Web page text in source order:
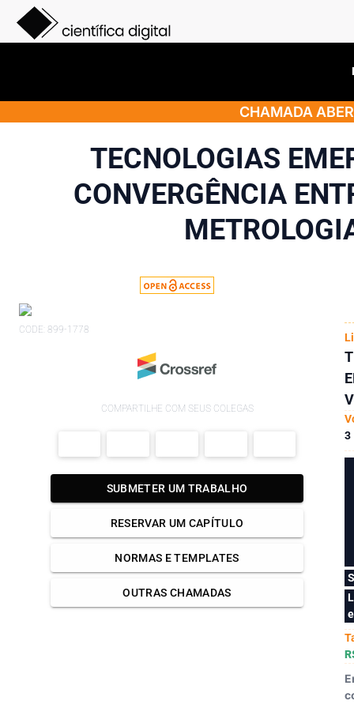
CHAMADA
TECNOLOGIAS
CONVERGÊNCIA
CODE: 899-1778
COMPARTILHE COM SEUS COLEGAS
SUBMETER UM TRABALHO
RESERVAR UM CAPÍTULO
NORMAS E TEMPLATES
OUTRAS CHAMADAS
3